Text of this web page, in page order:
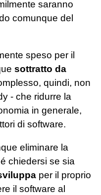
saranno
comunque del
speso per il
sottratto da
quindi, non
- che ridurre la
in generale,
di software.
eliminare la
chiedersi se sia
per il proprio
il software al